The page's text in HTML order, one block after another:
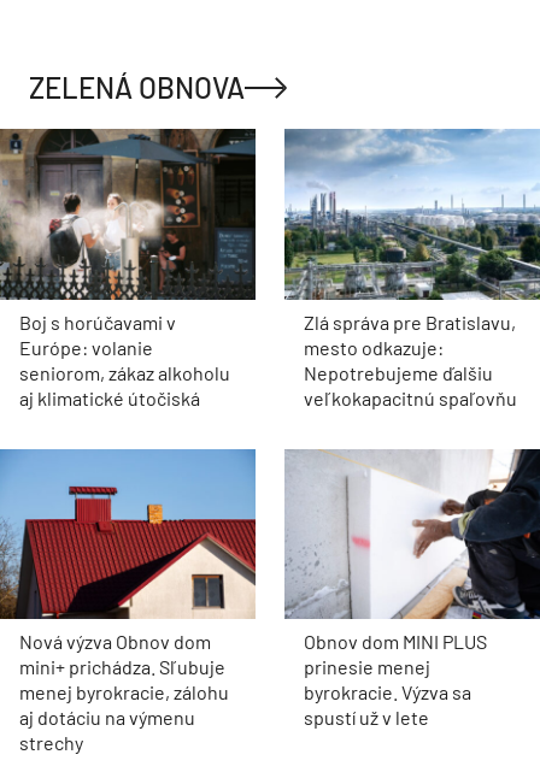
ZELENÁ OBNOVA
Boj s horúčavami v
Európe: volanie
seniorom, zákaz alkoholu
aj klimatické útočiská
Zlá správa pre Bratislavu,
mesto odkazuje:
Nepotrebujeme ďalšiu
veľkokapacitnú spaľovňu
Nová výzva Obnov dom
mini+ prichádza. Sľubuje
menej byrokracie, zálohu
aj dotáciu na výmenu
strechy
Obnov dom MINI PLUS
prinesie menej
byrokracie. Výzva sa
spustí už v lete